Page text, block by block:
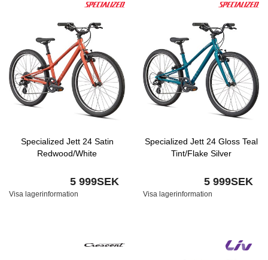
Specialized Jett 24 Satin
Redwood/White
5 999SEK
Visa lagerinformation
Specialized Jett 24 Gloss Teal
Tint/Flake Silver
5 999SEK
Visa lagerinformation